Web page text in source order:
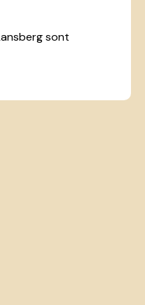
sont